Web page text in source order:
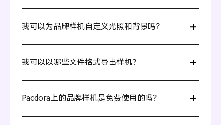
您无需任何经验即可轻松设计和排列项目。
我可以为品牌样机自定义光照和背景吗？
使用Pacdora的AI 背景生成器，通过简单的文字指令生成
适合的场景。
我可以以哪些文件格式导出样机？
支持透明背景导出。这让您可以轻松将品牌样机整合到其
他设计布局中，而不会破坏视觉效果。
Pacdora上的品牌样机是免费使用的吗？